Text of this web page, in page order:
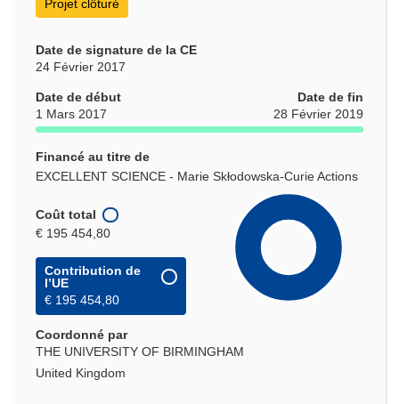
Projet clôturé
Date de signature de la CE
24 Février 2017
Date de début
1 Mars 2017
Date de fin
28 Février 2019
Financé au titre de
EXCELLENT SCIENCE - Marie Skłodowska-Curie Actions
Coût total
€ 195 454,80
Contribution de
l’UE
€ 195 454,80
Coordonné par
THE UNIVERSITY OF BIRMINGHAM
United Kingdom